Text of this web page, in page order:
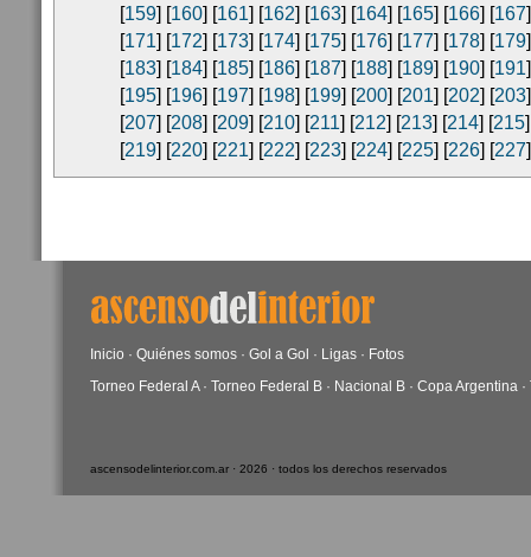
[159] [160] [161] [162] [163] [164] [165] [166] [167
[171] [172] [173] [174] [175] [176] [177] [178] [179
[183] [184] [185] [186] [187] [188] [189] [190] [191
[195] [196] [197] [198] [199] [200] [201] [202] [203
[207] [208] [209] [210] [211] [212] [213] [214] [215
[219] [220] [221] [222] [223] [224] [225] [226] [227
Inicio · Quiénes somos · Gol a Gol · Ligas · Fotos
Torneo Federal A· Torneo Federal B · Nacional B · Copa Argentina ·
ascensodelinterior.com.ar · 2026 · todos los derechos reservados